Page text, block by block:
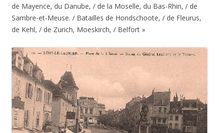
de Mayence, du Danube, / de la Moselle, du Bas-Rhin, / de
Sambre-et-Meuse. / Batailles de Hondschoote, / de Fleurus,
de Kehl, / de Zurich, Moeskirch, / Belfort »